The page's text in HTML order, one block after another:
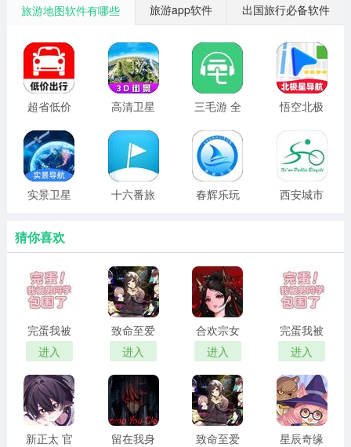
准确快速的交通引导，让您有更多的时间玩耍。
语音指南：
专业导游讲解景区，边看边听景区故事。
宽窄巷旅游神器亮点
路线
旅行笔记：
让你感受到来自旅游爱好者的爱与分享。
特色食品：
我将向你介绍当地的食物和特色菜。旅行结束后我不会后
宽窄巷旅游神器特点
旅行
旅游地图软件有哪些 旅游app软件 出国旅行必备软件
超省低价
高清卫星
免费版
三毛游 全
悟空北极
实景卫星
十六番旅
春辉乐玩
西安城市
猜你喜欢
完蛋我被
男同学包
围了 官方
正版
进入
致命至爱
中文版
进入
合欢宗女
修传 汉化
版
进入
完蛋我被
男同学包
围了 正版
进入
新正太 官
留在我身
致命至爱
星辰奇缘